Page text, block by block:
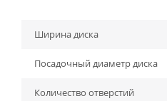
Ширина диска
Посадочный диаметр диска
Количество отверстий